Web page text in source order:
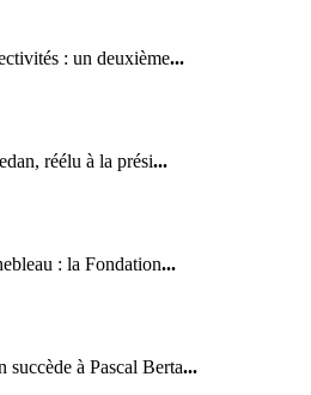
: un deuxième...
réélu à la prési...
: la Fondation...
à Pascal Berta...